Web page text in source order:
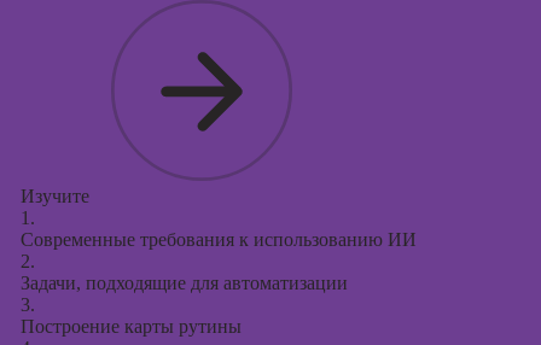
Изучите
1.
Современные требования к использованию ИИ
2.
Задачи, подходящие для автоматизации
3.
Построение карты рутины